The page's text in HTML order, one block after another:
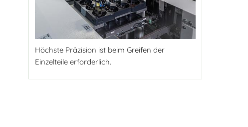
Höchste Präzision ist beim Greifen der
Einzelteile erforderlich.